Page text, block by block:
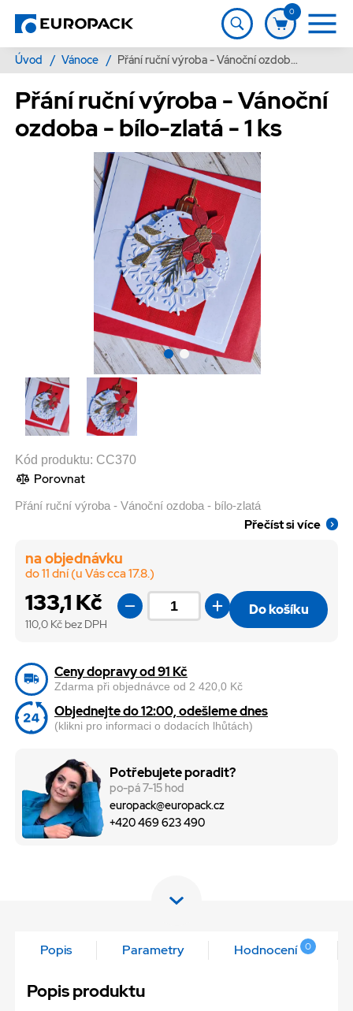
0
Úvod / Vánoce / Přání ruční výroba - Vánoční ozdoba - bílo-zlatá - 1 ks
Přání ruční výroba - Vánoční
ozdoba - bílo-zlatá - 1 ks
Kód produktu: CC370
Porovnat
Přání ruční výroba - Vánoční ozdoba - bílo-zlatá
Přečíst si více
133,1 Kč
110,0 Kč bez DPH
na objednávku
do 11 dní (u Vás cca 17.8.)
Do košíku
Ceny dopravy od 91 Kč
Zdarma při objednávce od 2 420,0 Kč
Objednejte do 12:00, odešleme dnes
(klikni pro informaci o dodacích lhůtách)
Potřebujete poradit?
po-pá 7-15 hod
europack@europack.cz
+420 469 623 490
Popis Parametry Hodnocení 0
Popis produktu